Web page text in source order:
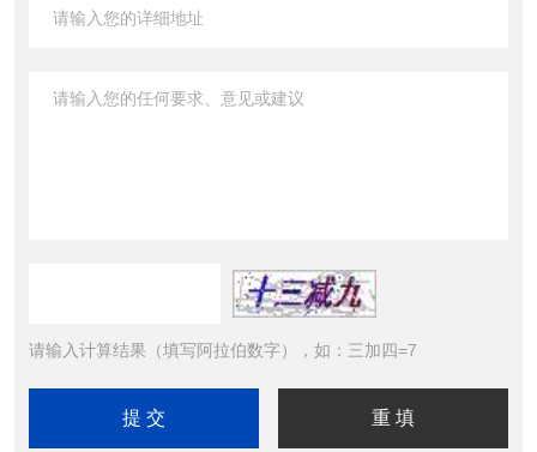
请输入计算结果（填写阿拉伯数字），如：三加四=7